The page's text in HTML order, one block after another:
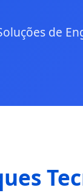
de